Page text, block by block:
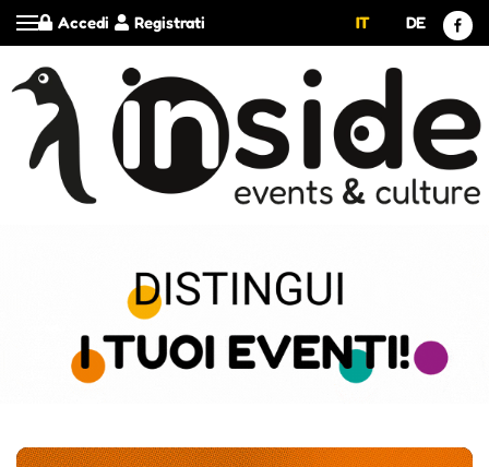
Registrati
Accedi IT DE